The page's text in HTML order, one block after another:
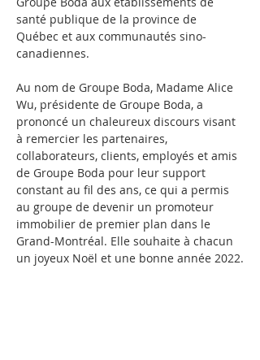
santé publique de la province de
Québec et aux communautés sino-
canadiennes.
Au nom de Groupe Boda, Madame Alice
Wu, présidente de Groupe Boda, a
prononcé un chaleureux discours visant
à remercier les partenaires,
collaborateurs, clients, employés et amis
de Groupe Boda pour leur support
constant au fil des ans, ce qui a permis
au groupe de devenir un promoteur
immobilier de premier plan dans le
Grand-Montréal. Elle souhaite à chacun
un joyeux Noël et une bonne année 2022.